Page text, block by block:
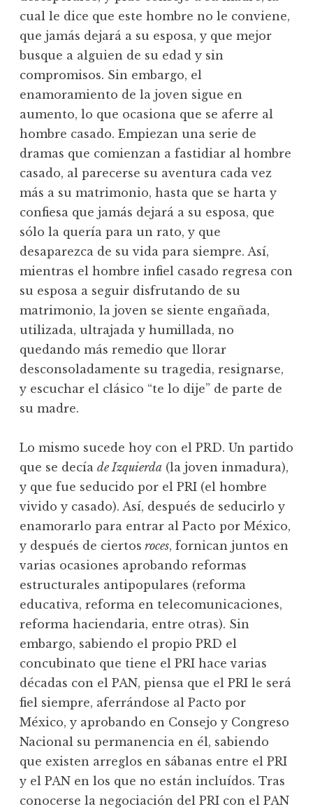
cual le dice que este hombre no le conviene,
que jamás dejará a su esposa, y que mejor
busque a alguien de su edad y sin
compromisos. Sin embargo, el
enamoramiento de la joven sigue en
aumento, lo que ocasiona que se aferre al
hombre casado. Empiezan una serie de
dramas que comienzan a fastidiar al hombre
casado, al parecerse su aventura cada vez
más a su matrimonio, hasta que se harta y
confiesa que jamás dejará a su esposa, que
sólo la quería para un rato, y que
desaparezca de su vida para siempre. Así,
mientras el hombre infiel casado regresa con
su esposa a seguir disfrutando de su
matrimonio, la joven se siente engañada,
utilizada, ultrajada y humillada, no
quedando más remedio que llorar
desconsoladamente su tragedia, resignarse,
y escuchar el clásico “te lo dije” de parte de
su madre.
Lo mismo sucede hoy con el PRD. Un partido
que se decía de Izquierda (la joven inmadura),
y que fue seducido por el PRI (el hombre
vivido y casado). Así, después de seducirlo y
enamorarlo para entrar al Pacto por México,
y después de ciertos roces, fornican juntos en
varias ocasiones aprobando reformas
estructurales antipopulares (reforma
educativa, reforma en telecomunicaciones,
reforma haciendaria, entre otras). Sin
embargo, sabiendo el propio PRD el
concubinato que tiene el PRI hace varias
décadas con el PAN, piensa que el PRI le será
fiel siempre, aferrándose al Pacto por
México, y aprobando en Consejo y Congreso
Nacional su permanencia en él, sabiendo
que existen arreglos en sábanas entre el PRI
y el PAN en los que no están incluídos. Tras
conocerse la negociación del PRI con el PAN